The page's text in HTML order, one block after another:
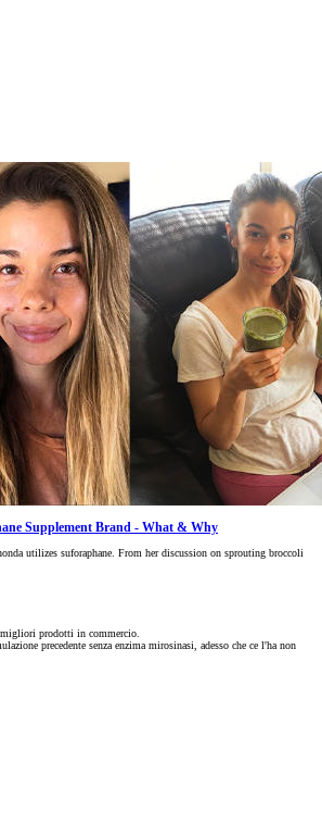
Supplement Brand - What & Why
utilizes suforaphane. From her discussion on sprouting broccoli
migliori prodotti in commercio.
precedente senza enzima mirosinasi, adesso che ce l'ha non